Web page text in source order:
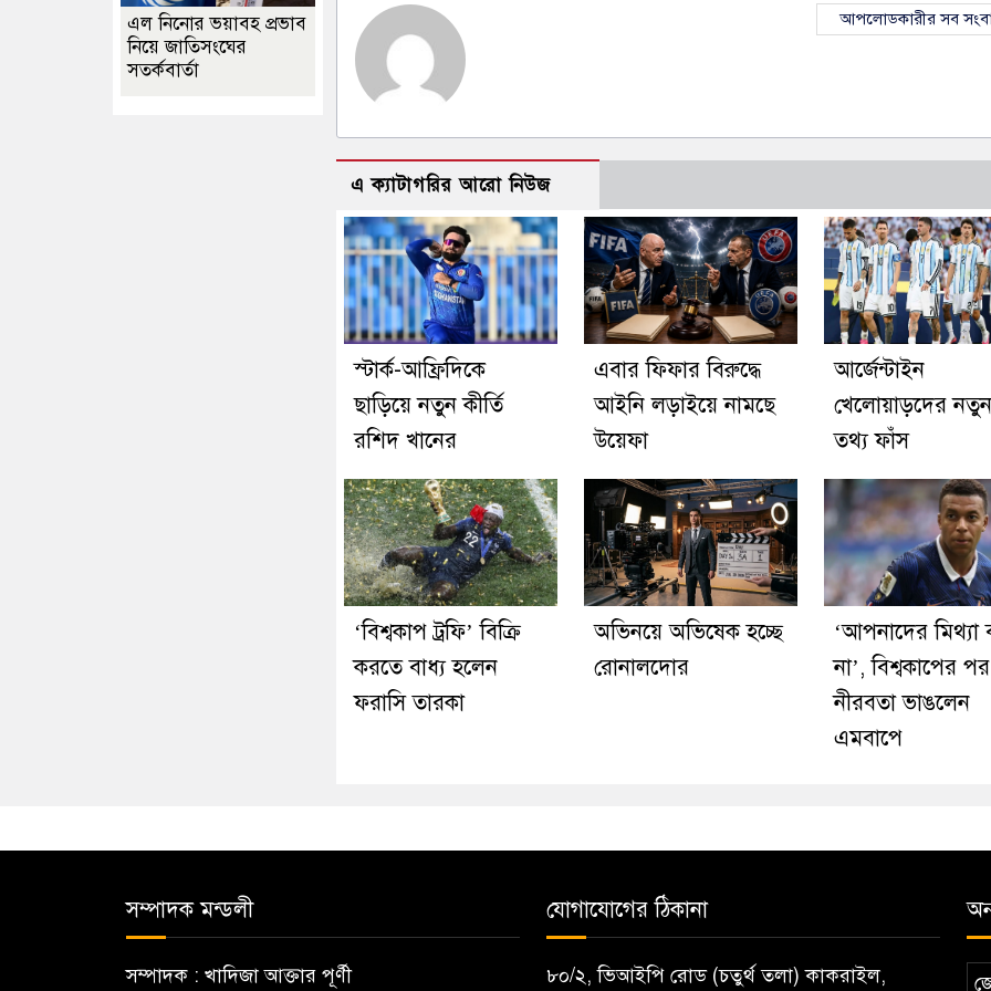
আপলোডকারীর সব
এ ক্যাটাগরির আরো নিউজ
স্টার্ক-আফ্রিদিকে
ছাড়িয়ে নতুন কীর্তি
রশিদ খানের
এবার ফিফার বিরুদ্ধে
আইনি লড়াইয়ে নামছে
উয়েফা
আর্জেন্টাইন
খেলোয়াড়দের নতুন
তথ্য ফাঁস
‘বিশ্বকাপ ট্রফি’ বিক্রি
করতে বাধ্য হলেন
ফরাসি তারকা
অভিনয়ে অভিষেক হচ্ছে
রোনালদোর
‘আপনাদের মিথ্যা
না’, বিশ্বকাপের পর
নীরবতা ভাঙলেন
এমবাপে
এল নিনোর ভয়াবহ প্রভাব
নিয়ে জাতিসংঘের
সতর্কবার্তা
সম্পাদক মন্ডলী
সম্পাদক : খাদিজা আক্তার পূর্ণী
যোগাযোগের ঠিকানা
৮০/২, ভিআইপি রোড (চতুর্থ তলা) কাকরাইল,